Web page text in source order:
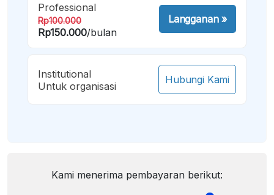
Professional
Rp100.000
Rp150.000/bulan
Langganan»
Institutional
Untuk organisasi
Hubungi Kami
Kami menerima pembayaran berikut: